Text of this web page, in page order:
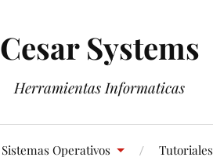
Cesar Systems
Herramientas Informaticas
Sistemas Operativos Tutoriales